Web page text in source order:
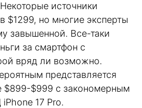
источники
$1299, но многие эксперты
завышенной. Все-таки
за смартфон с
вряд ли возможно.
представляется
$899-$999 с закономерным
17 Pro.